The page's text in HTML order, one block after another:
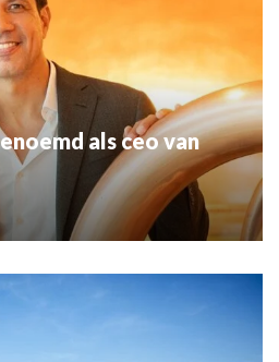
als ceo van